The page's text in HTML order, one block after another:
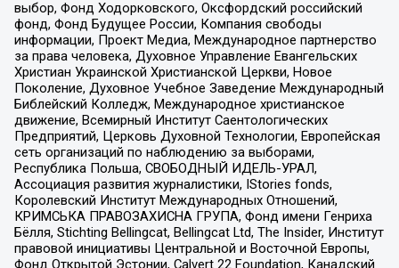
выбор, Фонд Ходорковского, Оксфордский российский
фонд, Фонд Будущее России, Компания свободы
информации, Проект Медиа, Международное партнерство
за права человека, Духовное Управление Евангельских
Христиан Украинской Христианской Церкви, Новое
Поколение, Духовное Учебное Заведение Международный
Библейский Колледж, Международное христианское
движение, Всемирный Институт Саентологических
Предприятий, Церковь Духовной Технологии, Европейская
сеть организаций по наблюдению за выборами,
Республика Польша, СВОБОДНЫЙ ИДЕЛЬ-УРАЛ,
Ассоциация развития журналистики, IStories fonds,
Королевский Институт Международных Отношений,
КРИМСЬКА ПРАВОЗАХИСНА ГРУПА, Фонд имени Генриха
Бёлля, Stichting Bellingcat, Bellingcat Ltd, The Insider, Институт
правовой инициативы Центральной и Восточной Европы,
Фонд Открытой Эстонии, Calvert 22 Foundation, Канадский